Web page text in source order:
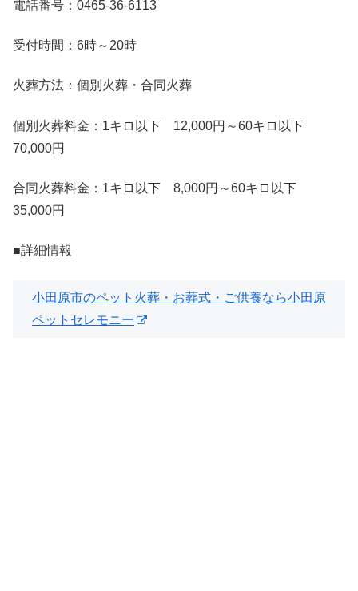
電話番号：0465-36-6113
受付時間：6時～20時
火葬方法：個別火葬・合同火葬
個別火葬料金：1キロ以下 12,000円～60キロ以下
70,000円
合同火葬料金：1キロ以下 8,000円～60キロ以下
35,000円
■詳細情報
小田原市のペット火葬・お葬式・ご供養なら小田原
ペットセレモニー